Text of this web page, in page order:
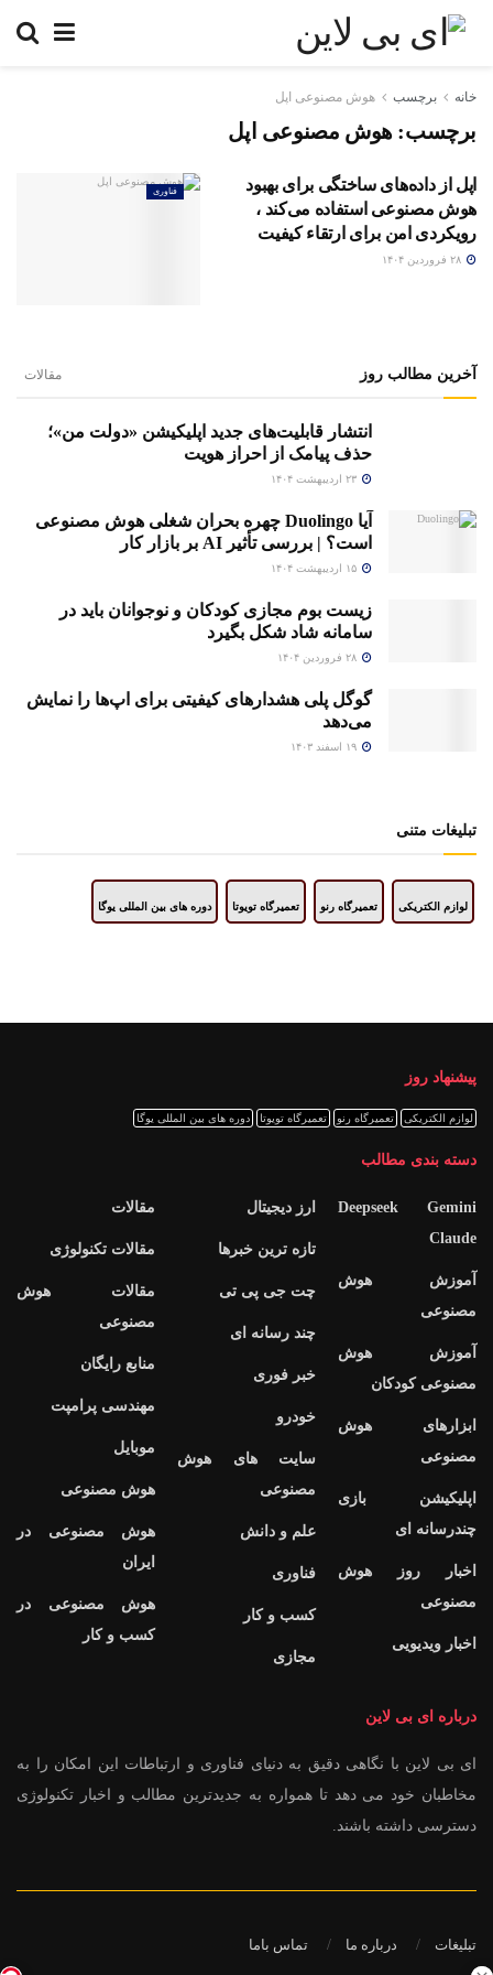
خانه برچسب هوش مصنوعی اپل
برچسب:هوش مصنوعی اپل
فناوری
اپل از داده‌های ساختگی برای بهبود
هوش مصنوعی استفاده می‌کند ،
رویکردی امن برای ارتقاء کیفیت
آخرین مطالب روز مقالات
انتشار قابلیت‌های جدید اپلیکیشن «دولت من»؛
حذف پیامک از احراز هویت
آیا Duolingo چهره بحران شغلی هوش مصنوعی
است؟ | بررسی تأثیر AI بر بازار کار
زیست بوم مجازی کودکان و نوجوانان باید در
سامانه شاد شکل بگیرد
گوگل پلی هشدارهای کیفیتی برای اپ‌ها را نمایش
می‌دهد
تبلیغات متنی
لوازم الکتریکی تعمیرگاه رنو تعمیرگاه تویوتا دوره های بین المللی یوگا
پیشنهاد روز
لوازم الکتریکی تعمیرگاه رنو تعمیرگاه تویوتا دوره های بین المللی یوگا
دسته بندی مطالب
Deepseek Gemini
Claude
آموزش هوش
مصنوعی
آموزش هوش
مصنوعی کودکان
ابزارهای هوش
مصنوعی
اپلیکیشن بازی
چندرسانه ای
اخبار روز هوش
مصنوعی
اخبار ویدیویی
ارز دیجیتال
تازه ترین خبرها
چت جی پی تی
چند رسانه ای
خبر فوری
خودرو
سایت های هوش
مصنوعی
علم و دانش
فناوری
کسب و کار
مجازی
مقالات
مقالات تکنولوژی
مقالات هوش
مصنوعی
منابع رایگان
مهندسی پرامپت
موبایل
هوش مصنوعی
هوش مصنوعی در
ایران
هوش مصنوعی در
کسب و کار
درباره ای بی لاین
ای بی لاین با نگاهی دقیق به دنیای فناوری و ارتباطات این امکان را به
مخاطبان خود می دهد تا همواره به جدیدترین مطالب و اخبار تکنولوژی
دسترسی داشته باشند.
تبلیغات درباره ما تماس باما